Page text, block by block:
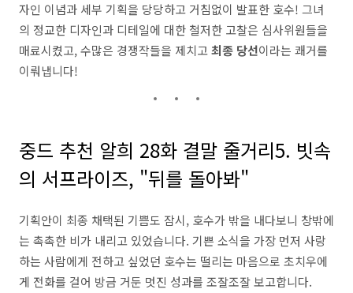
자인 이념과 세부 기획을 당당하고 거침없이 발표한 호수! 그녀
의 정교한 디자인과 디테일에 대한 철저한 고찰은 심사위원들을
매료시켰고, 수많은 경쟁작들을 제치고최종 당선이라는 쾌거를
이뤄냅니다!
중드 추천 알희 28화 결말 줄거리5. 빗속
의 서프라이즈, "뒤를 돌아봐"
기획안이 최종 채택된 기쁨도 잠시, 호수가 밖을 내다보니 창밖에
는 촉촉한 비가 내리고 있었습니다. 기쁜 소식을 가장 먼저 사랑
하는 사람에게 전하고 싶었던 호수는 떨리는 마음으로 초치우에
게 전화를 걸어 방금 거둔 멋진 성과를 조잘조잘 보고합니다.